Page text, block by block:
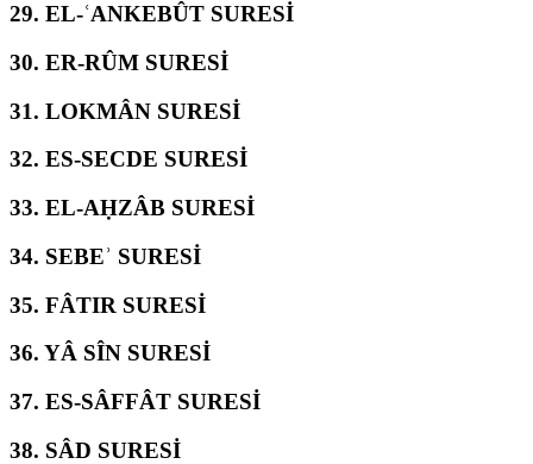
29. EL-ʿANKEBÛT SURESİ
30. ER-RÛM SURESİ
31. LOKMÂN SURESİ
32. ES-SECDE SURESİ
33. EL-AḤZÂB SURESİ
34. SEBEʾ SURESİ
35. FÂTIR SURESİ
36. YÂ SÎN SURESİ
37. ES-SÂFFÂT SURESİ
38. SÂD SURESİ